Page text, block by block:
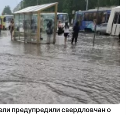
предупредили свердловчан о